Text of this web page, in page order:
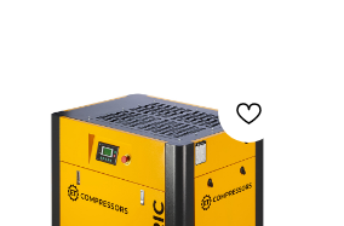
Ваше имя
специалисты проконсультируют
и помогут в подборе